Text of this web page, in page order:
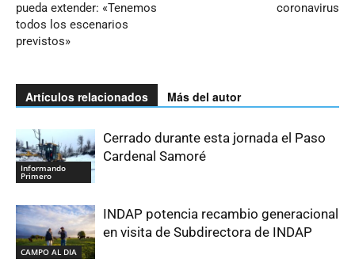
pueda extender: «Tenemos
todos los escenarios
previstos»
coronavirus
Artículos relacionados Más del autor
Informando
Primero
Cerrado durante esta jornada el Paso
Cardenal Samoré
CAMPO AL DIA
INDAP potencia recambio generacional
en visita de Subdirectora de INDAP